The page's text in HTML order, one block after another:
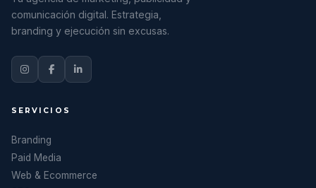
comunicación digital. Estrategia,
branding y ejecución sin excusas.
SERVICIOS
Branding
Paid Media
Web & Ecommerce